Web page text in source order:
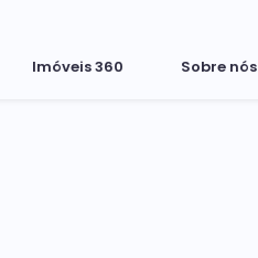
Sobre nós
Imóveis 360